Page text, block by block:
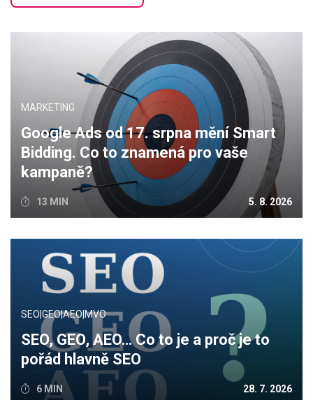
MARKETING
Google Ads od 17. srpna mění Smart
Bidding. Co to znamená pro vaše
kampaně?
13 MIN 5. 8. 2026
SEO|GEO|AEO|MVO
SEO, GEO, AEO… Co to je a proč je to
pořád hlavně SEO
6 MIN 28. 7. 2026